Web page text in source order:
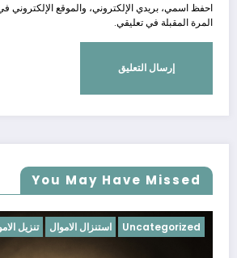
احفظ اسمي، بريدي الإلكتروني، والموقع الإلكتروني
المرة المقبلة في تعليقي.
You May Have Missed
Uncategorized استنزال الاموال تنزيل